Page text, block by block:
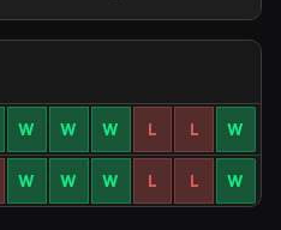
W W W L L W
W W W L L W